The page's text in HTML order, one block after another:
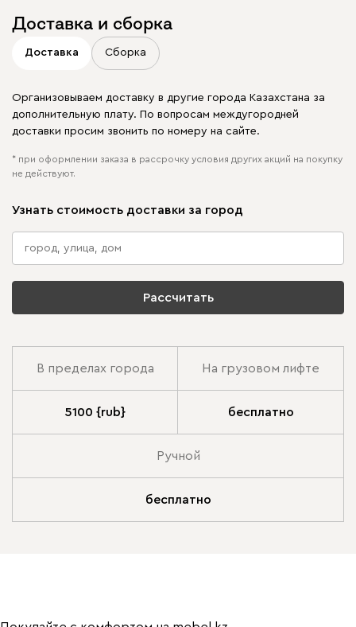
Доставка и сборка
Доставка Сборка
Организовываем доставку в другие города Казахстана за
дополнительную плату. По вопросам междугородней
доставки просим звонить по номеру на сайте.
* при оформлении заказа в рассрочку условия других акций на покупку
не действуют.
Узнать стоимость доставки за город
Рассчитать
В пределах города На грузовом лифте
5100 {rub} бесплатно
Ручной
бесплатно